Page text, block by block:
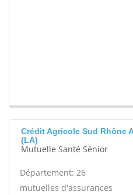
Crédit Agricole Sud Rhône
(LA)
Mutuelle Santé Sénior
Département: 26
mutuelles d'assurances